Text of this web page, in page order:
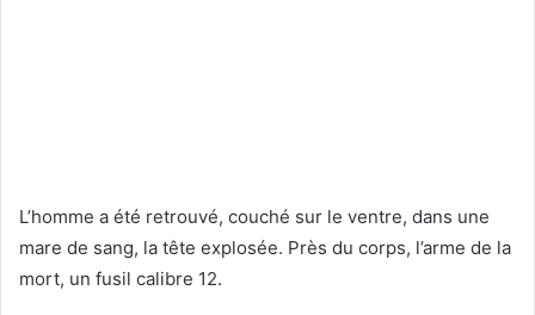
L’homme a été retrouvé, couché sur le ventre, dans une
mare de sang, la tête explosée. Près du corps, l’arme de la
mort, un fusil calibre 12.